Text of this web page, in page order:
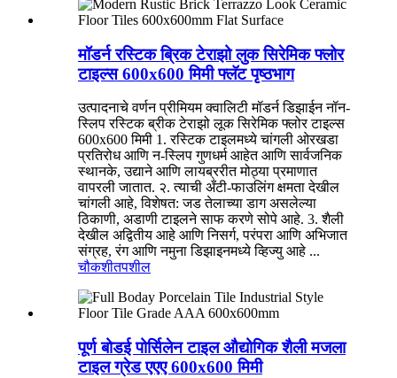
मॉडर्न रस्टिक ब्रिक टेराझो लुक सिरेमिक फ्लोर
टाइल्स 600x600 मिमी फ्लॅट पृष्ठभाग
उत्पादनाचे वर्णन प्रीमियम क्वालिटी मॉडर्न डिझाईन नॉन-
स्लिप रस्टिक ब्रीक टेराझो लूक सिरेमिक फ्लोर टाइल्स
600x600 मिमी 1. रस्टिक टाइलमध्ये चांगली ओरखडा
प्रतिरोध आणि न-स्लिप गुणधर्म आहेत आणि सार्वजनिक
स्थानके, उद्याने आणि लायब्ररीत मोठ्या प्रमाणात
वापरली जातात. २. त्याची अँटी-फाउलिंग क्षमता देखील
चांगली आहे, विशेषत: जड तेलाच्या डाग असलेल्या
ठिकाणी, अडाणी टाइलने साफ करणे सोपे आहे. 3. शैली
देखील अद्वितीय आहे आणि निसर्ग, परंपरा आणि अभिजात
संग्रह, रंग आणि नमुना डिझाइनमध्ये व्हिज्यु आहे ...
चौकशीतपशील
पूर्ण बोडई पोर्सिलेन टाइल औद्योगिक शैली मजला
टाइल ग्रेड एएए 600x600 मिमी